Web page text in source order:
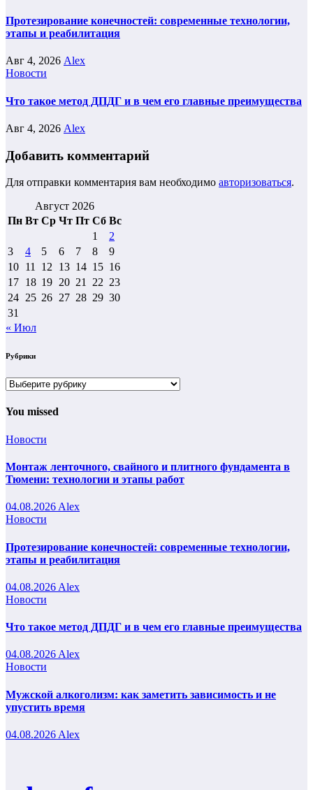
Протезирование конечностей: современные технологии,
этапы и реабилитация
Авг 4, 2026 Alex
Новости
Что такое метод ДПДГ и в чем его главные преимущества
Авг 4, 2026 Alex
Добавить комментарий
Для отправки комментария вам необходимо авторизоваться.
Август 2026
Пн Вт Ср Чт Пт Сб Вс
1
2
3
4 5 6 7 8
9
10 11 12 13 14 15 16
17 18 19 20 21 22 23
24 25 26 27 28 29 30
31
« Июл
Рубрики
Рубрики
You missed
Новости
Монтаж ленточного, свайного и плитного фундамента в
Тюмени: технологии и этапы работ
04.08.2026 Alex
Новости
Протезирование конечностей: современные технологии,
этапы и реабилитация
04.08.2026 Alex
Новости
Что такое метод ДПДГ и в чем его главные преимущества
04.08.2026 Alex
Новости
Мужской алкоголизм: как заметить зависимость и не
упустить время
04.08.2026 Alex